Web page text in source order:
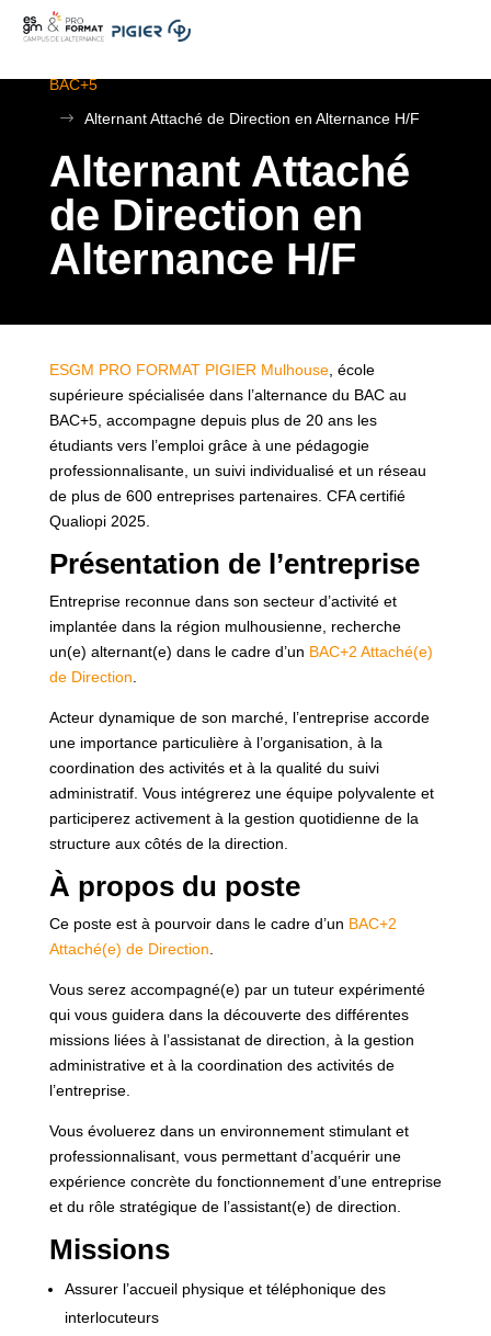
BAC+5
$
Alternant Attaché de Direction en Alternance H/F
Alternant Attaché
de Direction en
Alternance H/F
ESGM PRO FORMAT PIGIER Mulhouse, école
supérieure spécialisée dans l’alternance du BAC au
BAC+5, accompagne depuis plus de 20 ans les
étudiants vers l’emploi grâce à une pédagogie
professionnalisante, un suivi individualisé et un réseau
de plus de 600 entreprises partenaires. CFA certifié
Qualiopi 2025.
Présentation de l’entreprise
Entreprise reconnue dans son secteur d’activité et
implantée dans la région mulhousienne, recherche
un(e) alternant(e) dans le cadre d’un BAC+2 Attaché(e)
de Direction
Acteur dynamique de son marché, l’entreprise accorde
une importance particulière à l’organisation, à la
coordination des activités et à la qualité du suivi
administratif. Vous intégrerez une équipe polyvalente et
participerez activement à la gestion quotidienne de la
structure aux côtés de la direction.
À propos du poste
Ce poste est à pourvoir dans le cadre d’un BAC+2
Attaché(e) de Direction
Vous serez accompagné(e) par un tuteur expérimenté
qui vous guidera dans la découverte des différentes
missions liées à l’assistanat de direction, à la gestion
administrative et à la coordination des activités de
l’entreprise.
Vous évoluerez dans un environnement stimulant et
professionnalisant, vous permettant d’acquérir une
expérience concrète du fonctionnement d’une entreprise
et du rôle stratégique de l’assistant(e) de direction.
Missions
Assurer l’accueil physique et téléphonique des
interlocuteurs